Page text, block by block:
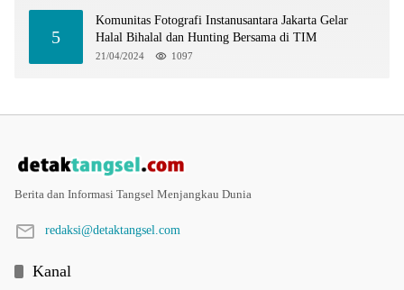
5
Komunitas Fotografi Instanusantara Jakarta Gelar
Halal Bihalal dan Hunting Bersama di TIM
21/04/2024 1097
Berita dan Informasi Tangsel Menjangkau Dunia
redaksi@detaktangsel.com
Kanal